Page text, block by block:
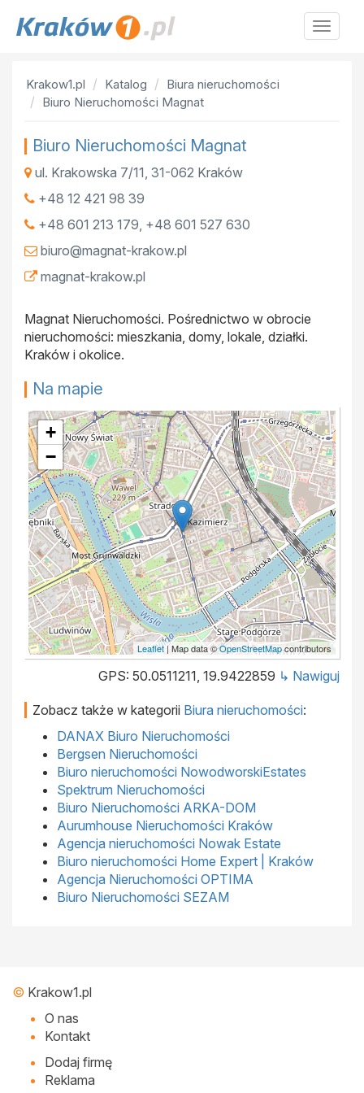
Krakow1.pl Katalog
Biura nieruchomości
Biuro Nieruchomości Magnat
Biuro Nieruchomości Magnat
ul. Krakowska 7/11, 31-062 Kraków
+48 12 421 98 39
+48 601 213 179, +48 601 527 630
biuro@magnat-krakow.pl
magnat-krakow.pl
Magnat Nieruchomości. Pośrednictwo w obrocie
nieruchomości: mieszkania, domy, lokale, działki.
Kraków i okolice.
Na mapie
+
−
Leaflet| Map data ©OpenStreetMapcontributors
GPS: 50.0511211, 19.9422859 ↳ Nawiguj
Zobacz także w kategorii Biura nieruchomości:
DANAX Biuro Nieruchomości
Bergsen Nieruchomości
Biuro nieruchomości NowodworskiEstates
Spektrum Nieruchomości
Biuro Nieruchomości ARKA-DOM
Aurumhouse Nieruchomości Kraków
Agencja nieruchomości Nowak Estate
Biuro nieruchomości Home Expert | Kraków
Agencja Nieruchomości OPTIMA
Biuro Nieruchomości SEZAM
© Krakow1.pl
O nas
Kontakt
Dodaj firmę
Reklama